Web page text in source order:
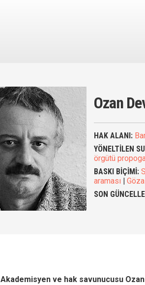
Ozan
HAK ALANI:
YÖNELTİLEN
örgütü
BASKI BİÇİMİ:
araması |
SON
Akademisyen ve hak savunucusu